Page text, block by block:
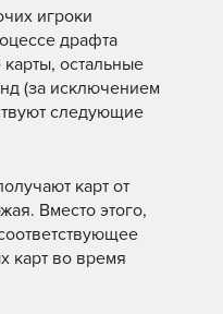
игроки
драфта
остальные
(за исключением
следующие
карт от
Вместо этого,
карт во время